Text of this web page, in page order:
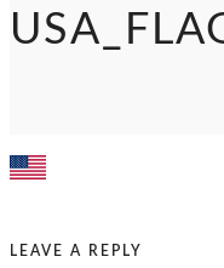
LEAVE A REPLY